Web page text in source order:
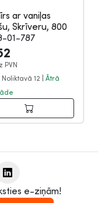
ar vaniļas
Skrīveru, 800
01-787
PVN
Noliktavā 12 | Ātrā
e-ziņām!